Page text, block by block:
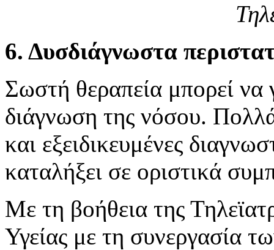
6. Δυσδιάγνωστα
Σωστή θεραπεία μπορεί να
διάγνωση της νόσου.
και εξειδικευμένες
καταλήξει σε οριστικά
Με τη βοήθεια της
Υγείας με τη συνεργασία